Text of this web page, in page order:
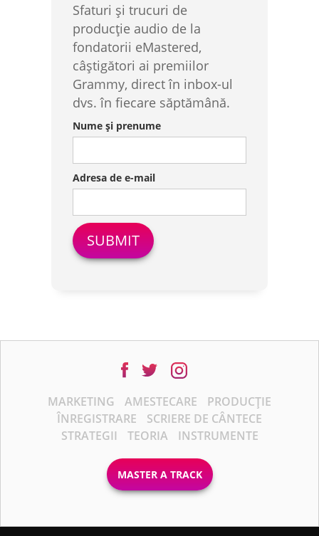
Sfaturi și trucuri de
producție audio de la
fondatorii eMastered,
câștigători ai premiilor
Grammy, direct în inbox-ul
dvs. în fiecare săptămână.
Nume și prenume
Adresa de e-mail
MARKETING AMESTECARE
PRODUCȚIE
ÎNREGISTRARE
SCRIERE DE CÂNTECE
STRATEGII
TEORIA INSTRUMENTE
MASTER A TRACK